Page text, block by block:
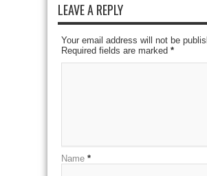
LEAVE A REPLY
Your email address will not be
Required fields are marked *
Name *